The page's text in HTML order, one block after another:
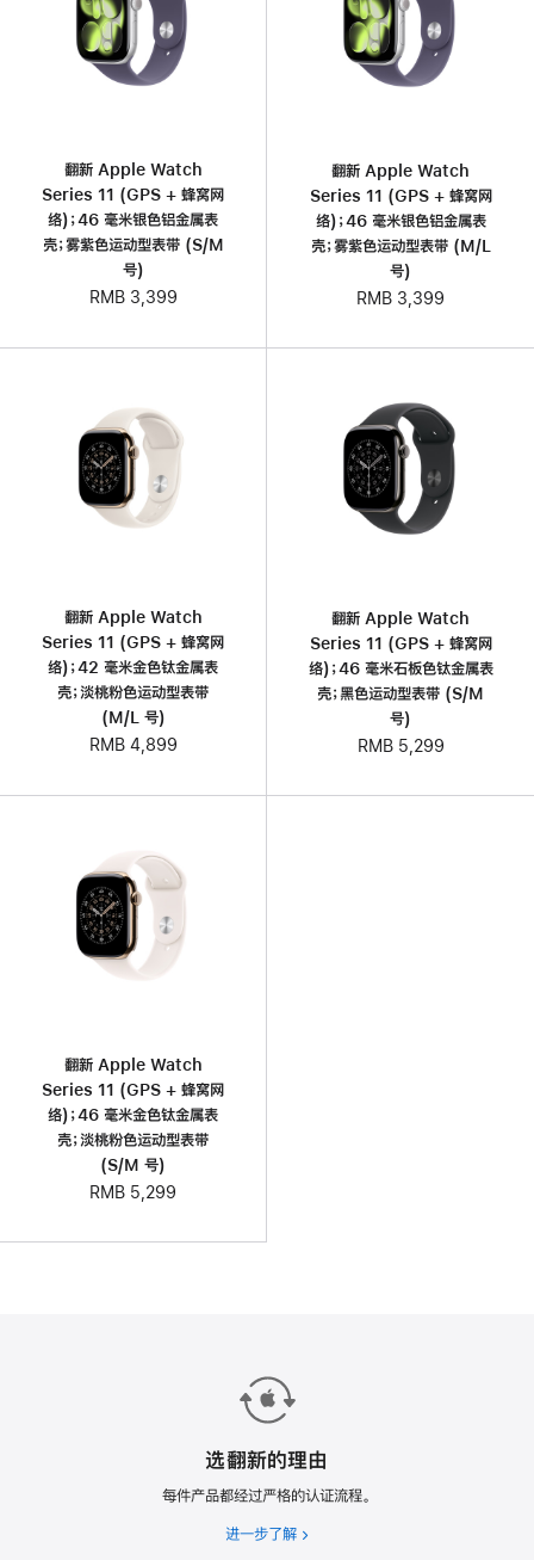
翻新 Apple Watch
Series 11 (GPS + 蜂窝网
络)；46 毫米银色铝金属表
壳；雾紫色运动型表带 (S/M
号)
RMB 3,399
翻新 Apple Watch
Series 11 (GPS + 蜂窝网
络)；46 毫米银色铝金属表
壳；雾紫色运动型表带 (M/L
号)
RMB 3,399
翻新 Apple Watch
Series 11 (GPS + 蜂窝网
络)；42 毫米金色钛金属表
壳；淡桃粉色运动型表带
(M/L 号)
RMB 4,899
翻新 Apple Watch
Series 11 (GPS + 蜂窝网
络)；46 毫米石板色钛金属表
壳；黑色运动型表带 (S/M
号)
RMB 5,299
翻新 Apple Watch
Series 11 (GPS + 蜂窝网
络)；46 毫米金色钛金属表
壳；淡桃粉色运动型表带
(S/M 号)
RMB 5,299
选翻新的理由
每件产品都经过严格的认证流程。
进一步了解 选